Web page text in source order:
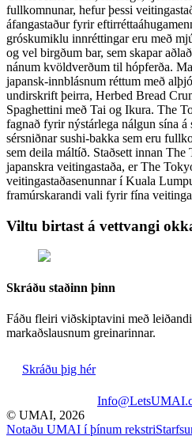
fullkomnunar, hefur þessi
áfangastaður fyrir
gróskumiklu innréttingar eru með
og vel birgðum bar, sem skapar
nánum kvöldverðum til hópferða.
japansk-innblásnum réttum með
undirskrift þeirra, Herbed Bread
Spaghettini með Tai og Ikura. The
fagnað fyrir nýstárlega nálgun sína á
sérsniðnar sushi-bakka sem eru
sem deila máltíð. Staðsett innan The
japanskra veitingastaða, er The
veitingastaðasenunnar í Kuala
framúrskarandi vali fyrir fína
Viltu birtast á vettvangi
Skráðu staðinn þinn
Fáðu fleiri viðskiptavini með
markaðslausnum greinarinnar.
Skráðu þig hér
© UMAI, 2026
Notaðu UMAI í þínum rekstri